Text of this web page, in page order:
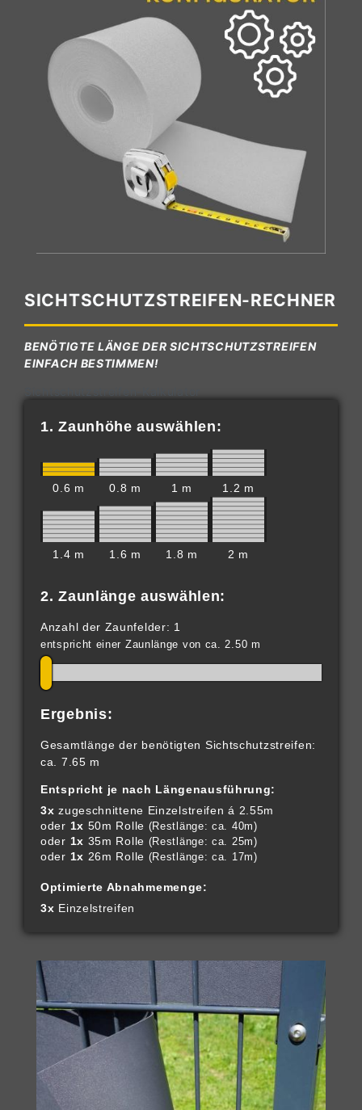
SICHTSCHUTZSTREIFEN-RECHNER
BENÖTIGTE LÄNGE DER SICHTSCHUTZSTREIFEN
EINFACH BESTIMMEN!
1. Zaunhöhe auswählen:
0.6 m 0.8 m 1 m 1.2 m
1.4 m 1.6 m 1.8 m 2 m
2. Zaunlänge auswählen:
Anzahl der Zaunfelder: 1
entspricht einer Zaunlänge von ca. 2.50 m
Ergebnis:
Gesamtlänge der benötigten Sichtschutzstreifen:
ca. 7.65 m
Entspricht je nach Längenausführung:
3x zugeschnittene Einzelstreifen á 2.55m
oder 1x 50m Rolle (Restlänge: ca. 40m)
oder 1x 35m Rolle (Restlänge: ca. 25m)
oder 1x 26m Rolle (Restlänge: ca. 17m)
Optimierte Abnahmemenge:
3x Einzelstreifen